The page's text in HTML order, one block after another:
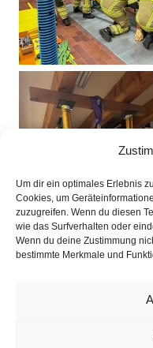
Um dir ein optimales Erlebnis
Cookies, um
zuzugreifen. Wenn du diesen
wie das Surfverhalten oder
Wenn du deine Zustimmung
bestimmte Merkmale und